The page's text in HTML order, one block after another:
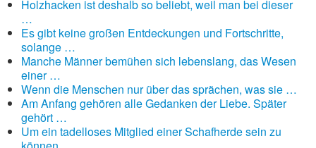
Holzhacken ist deshalb so beliebt, weil man bei dieser
…
Es gibt keine großen Entdeckungen und Fortschritte,
solange …
Manche Männer bemühen sich lebenslang, das Wesen
einer …
Wenn die Menschen nur über das sprächen, was sie …
Am Anfang gehören alle Gedanken der Liebe. Später
gehört …
Um ein tadelloses Mitglied einer Schafherde sein zu